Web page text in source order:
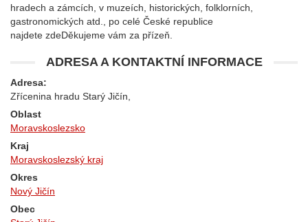
hradech a zámcích, v muzeích, historických, folklorních,
gastronomických atd., po celé České republice
najdete zdeDěkujeme vám za přízeň.
ADRESA A KONTAKTNÍ INFORMACE
Adresa:
Zřícenina hradu Starý Jičín,
Oblast
Moravskoslezsko
Kraj
Moravskoslezský kraj
Okres
Nový Jičín
Obec